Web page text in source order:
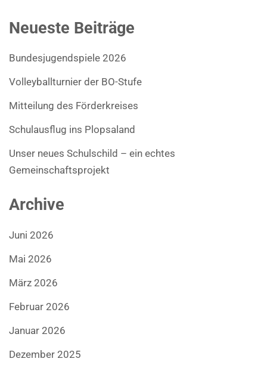
Neueste Beiträge
Bundesjugendspiele 2026
Volleyballturnier der BO-Stufe
Mitteilung des Förderkreises
Schulausflug ins Plopsaland
Unser neues Schulschild – ein echtes
Gemeinschaftsprojekt
Archive
Juni 2026
Mai 2026
März 2026
Februar 2026
Januar 2026
Dezember 2025